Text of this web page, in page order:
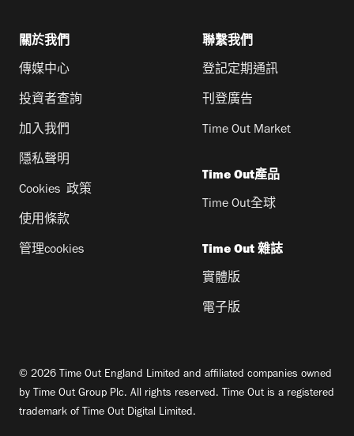
關於我們
傳媒中心
投資者查詢
加入我們
隱私聲明
Cookies 政策
使用條款
管理cookies
聯繫我們
登記定期通訊
刊登廣告
Time Out Market
Time Out產品
Time Out全球
Time Out 雜誌
實體版
電子版
© 2026 Time Out England Limited and affiliated companies owned
by Time Out Group Plc. All rights reserved. Time Out is a registered
trademark of Time Out Digital Limited.